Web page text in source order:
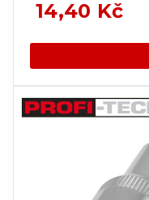
14,40 Kč